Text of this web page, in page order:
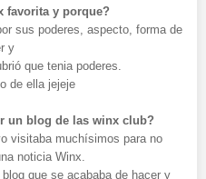
favorita y porque?
sus poderes, aspecto, forma de
y
que tenia poderes.
de ella jejeje
un blog de las winx club?
visitaba muchísimos para no
noticia Winx.
que se acababa de hacer y